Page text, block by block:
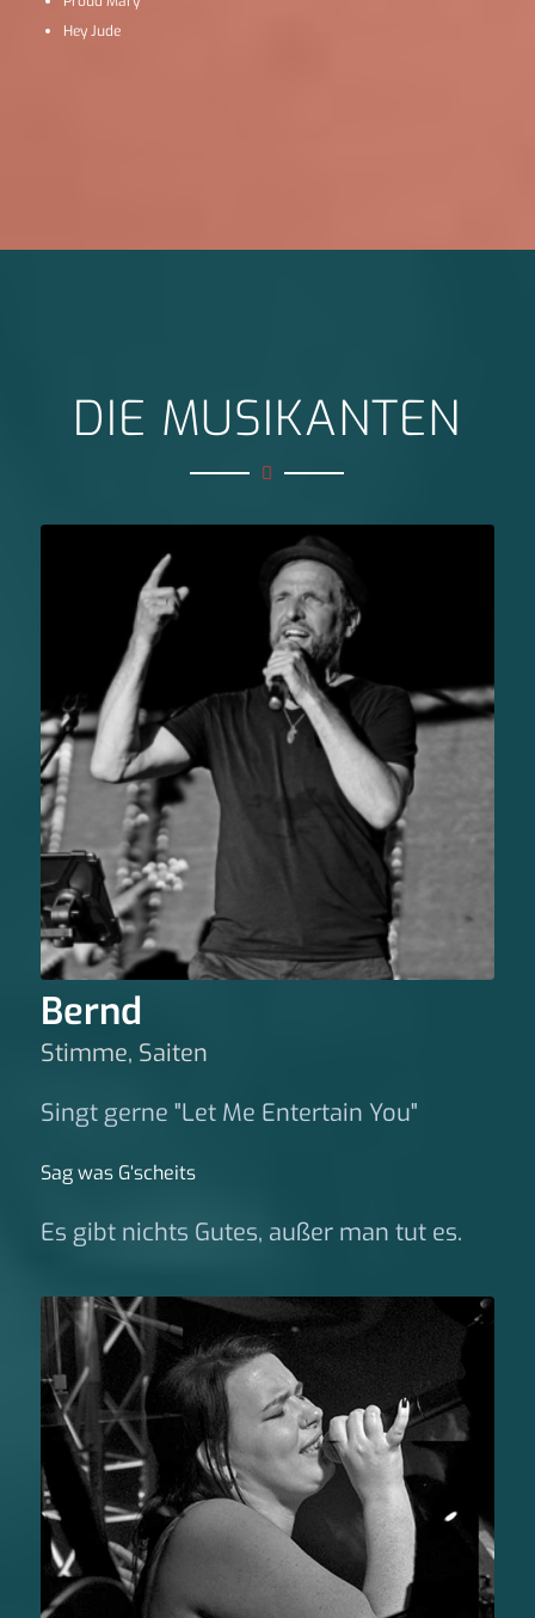
Hey Jude
DIE MUSIKANTEN
Bernd
Stimme, Saiten
Singt gerne "Let Me Entertain You"
Sag was G‘scheits
Es gibt nichts Gutes, außer man tut es.